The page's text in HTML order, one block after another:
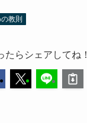
教則
たらシェアしてね！